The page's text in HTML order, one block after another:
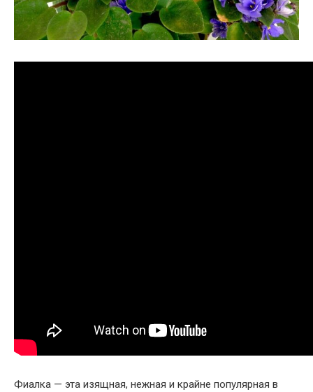
Фиалка — эта изящная, нежная и крайне популярная в